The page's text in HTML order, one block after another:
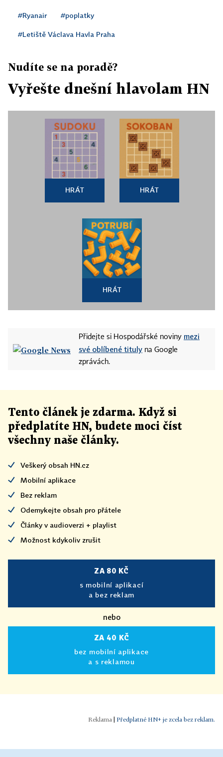
#Ryanair #poplatky
#Letiště Václava Havla Praha
Nudíte se na poradě?
Vyřešte dnešní hlavolam HN
HRÁT HRÁT
HRÁT
Přidejte si Hospodářské noviny mezi
své oblíbené tituly na Google
zprávách.
Tento článek je zdarma. Když si
předplatíte HN, budete moci číst
všechny naše články.
Veškerý obsah HN.cz
Mobilní aplikace
Bez reklam
Odemykejte obsah pro přátele
Články v audioverzi + playlist
Možnost kdykoliv zrušit
ZA 80 KČ
s mobilní aplikací
a bez reklam
nebo
ZA 40 KČ
bez mobilní aplikace
a s reklamou
Předplatné HN+ je zcela bez reklam.